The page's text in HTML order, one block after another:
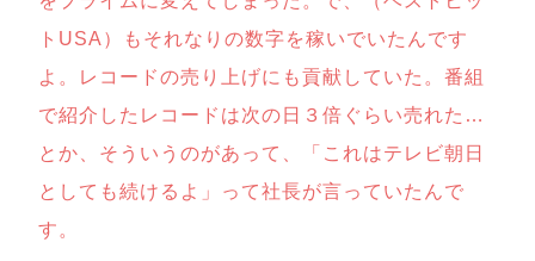
トUSA）もそれなりの数字を稼いでいたんです
よ。レコードの売り上げにも貢献していた。番組
で紹介したレコードは次の日３倍ぐらい売れた…
とか、そういうのがあって、「これはテレビ朝日
としても続けるよ」って社長が言っていたんで
す。